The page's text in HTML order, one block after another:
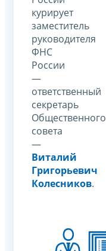
курирует
заместитель
руководителя
ФНС
России
—
ответственный
секретарь
Общественного
совета
—
Виталий
Григорьевич
Колесников.